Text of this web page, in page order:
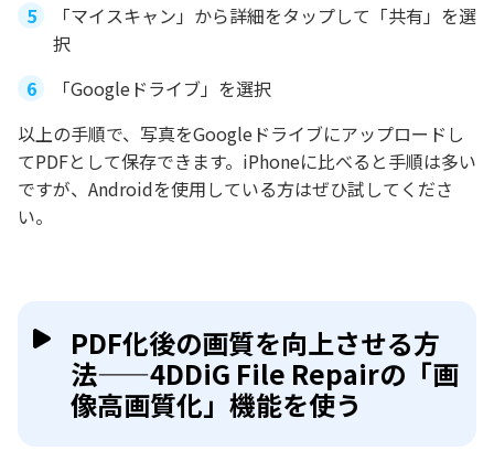
「マイスキャン」から詳細をタップして「共有」を選
択
「Googleドライブ」を選択
以上の手順で、写真をGoogleドライブにアップロードし
てPDFとして保存できます。iPhoneに比べると手順は多い
ですが、Androidを使用している方はぜひ試してくださ
い。
PDF化後の画質を向上させる方
法——4DDiG File Repairの「画
像高画質化」機能を使う